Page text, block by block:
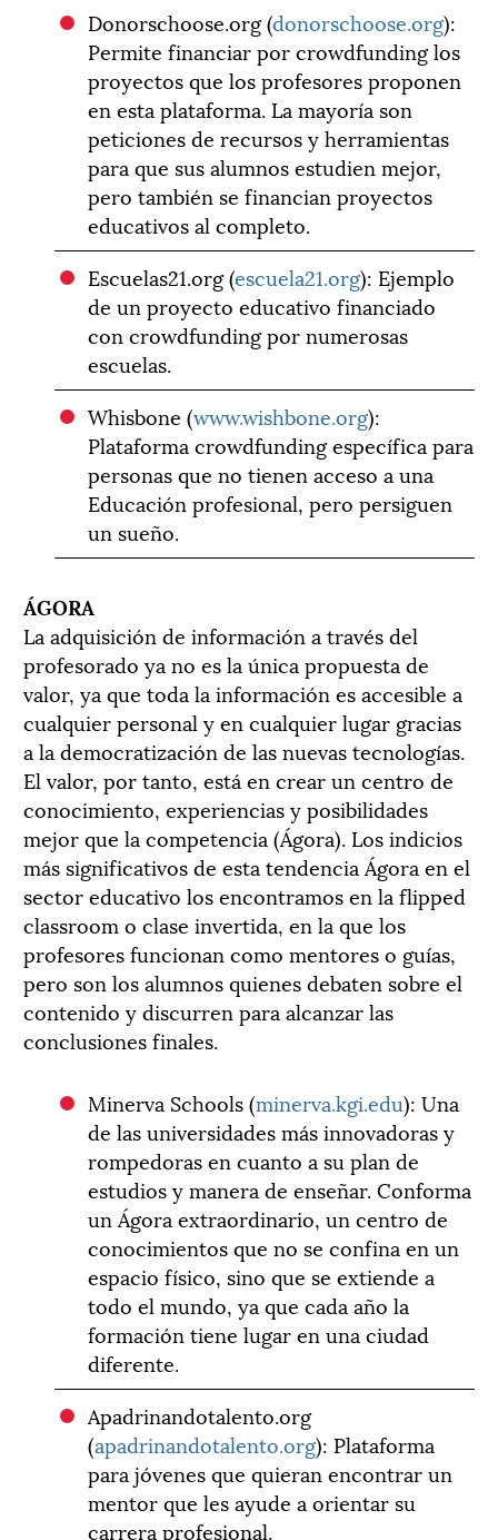
Donorschoose.org (donorschoose.org):
Permite financiar por crowdfunding los
proyectos que los profesores proponen
en esta plataforma. La mayoría son
peticiones de recursos y herramientas
para que sus alumnos estudien mejor,
pero también se financian proyectos
educativos al completo.
Escuelas21.org (escuela21.org): Ejemplo
de un proyecto educativo financiado
con crowdfunding por numerosas
escuelas.
Whisbone (www.wishbone.org):
Plataforma crowdfunding específica para
personas que no tienen acceso a una
Educación profesional, pero persiguen
un sueño.
ÁGORA
La adquisición de información a través del
profesorado ya no es la única propuesta de
valor, ya que toda la información es accesible a
cualquier personal y en cualquier lugar gracias
a la democratización de las nuevas tecnologías.
El valor, por tanto, está en crear un centro de
conocimiento, experiencias y posibilidades
mejor que la competencia (Ágora). Los indicios
más significativos de esta tendencia Ágora en el
sector educativo los encontramos en la flipped
classroom o clase invertida, en la que los
profesores funcionan como mentores o guías,
pero son los alumnos quienes debaten sobre el
contenido y discurren para alcanzar las
conclusiones finales.
Minerva Schools (minerva.kgi.edu): Una
de las universidades más innovadoras y
rompedoras en cuanto a su plan de
estudios y manera de enseñar. Conforma
un Ágora extraordinario, un centro de
conocimientos que no se confina en un
espacio físico, sino que se extiende a
todo el mundo, ya que cada año la
formación tiene lugar en una ciudad
diferente.
Apadrinandotalento.org
(apadrinandotalento.org): Plataforma
para jóvenes que quieran encontrar un
mentor que les ayude a orientar su
carrera profesional.